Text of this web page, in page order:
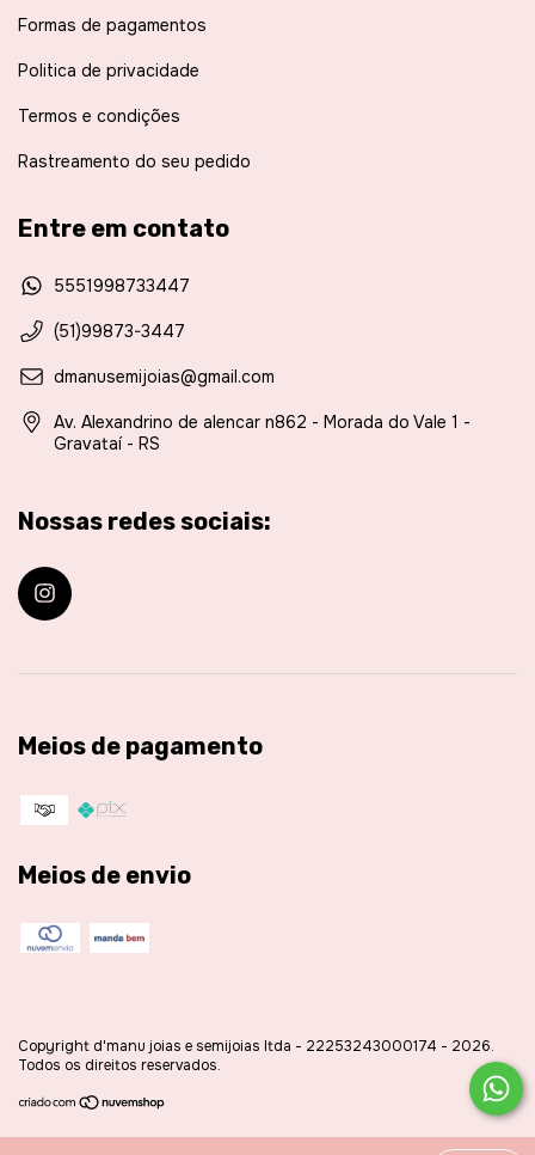
Formas de pagamentos
Politica de privacidade
Termos e condições
Rastreamento do seu pedido
Entre em contato
5551998733447
(51)99873-3447
dmanusemijoias@gmail.com
Av. Alexandrino de alencar n862 - Morada do Vale 1 -
Gravataí - RS
Nossas redes sociais:
Meios de pagamento
Meios de envio
Copyright d'manu joias e semijoias ltda - 22253243000174 - 2026.
Todos os direitos reservados.